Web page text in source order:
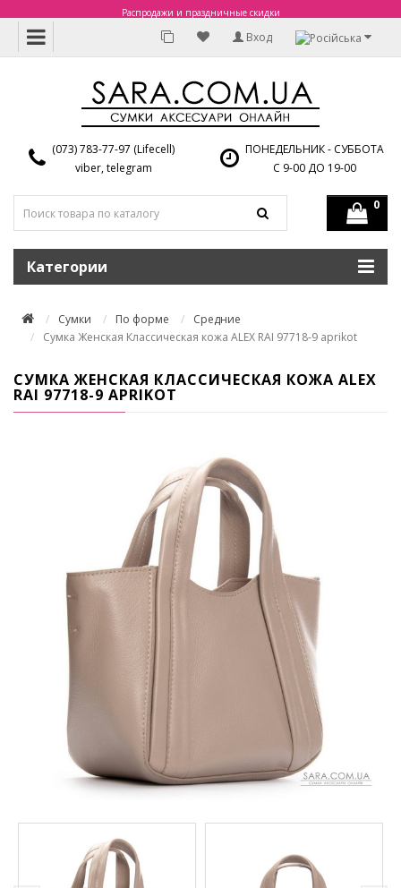
Распродажи и праздничные скидки
Вход
(073) 783-77-97 (Lifecell)
viber, telegram
ПОНЕДЕЛЬНИК - СУББОТА
С 9-00 ДО 19-00
0
Категории
Сумки По форме
Средние
Сумка Женская Классическая кожа ALEX RAI 97718-9 aprikot
СУМКА ЖЕНСКАЯ КЛАССИЧЕСКАЯ КОЖА ALEX
RAI 97718-9 APRIKOT